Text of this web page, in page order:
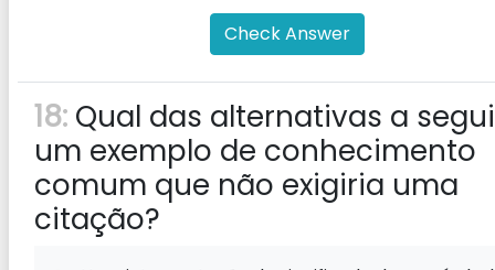
Check Answer
18: Qual das alternativas a
um exemplo de conhecimento
comum que não exigiria uma
citação?